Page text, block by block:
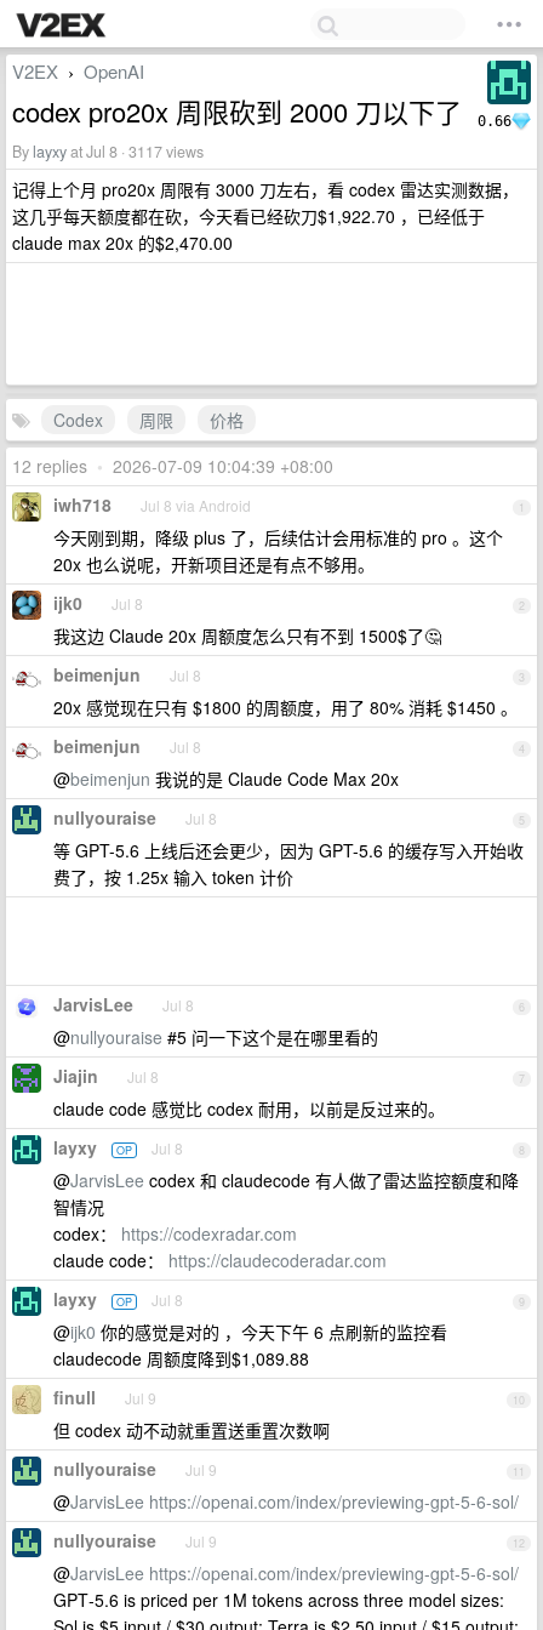
0.66
V2EX › OpenAI
codex pro20x 周限砍到 2000 刀以下了
By layxyat Jul 8 · 3117 views
记得上个月 pro20x 周限有 3000 刀左右，看 codex 雷达实测数据，
这几乎每天额度都在砍，今天看已经砍刀$1,922.70 ，已经低于
claude max 20x 的$2,470.00
Codex 周限
价格
12 replies • 2026-07-09 10:04:39 +08:00
1
iwh718 Jul 8 via Android
今天刚到期，降级 plus 了，后续估计会用标准的 pro 。这个
20x 也么说呢，开新项目还是有点不够用。
2
ijk0 Jul 8
我这边 Claude 20x 周额度怎么只有不到 1500$了🤔
3
beimenjun Jul 8
20x 感觉现在只有 $1800 的周额度，用了 80% 消耗 $1450 。
4
beimenjun Jul 8
@beimenjun 我说的是 Claude Code Max 20x
5
nullyouraise Jul 8
等 GPT-5.6 上线后还会更少，因为 GPT-5.6 的缓存写入开始收
费了，按 1.25x 输入 token 计价
6
JarvisLee Jul 8
@nullyouraise #5 问一下这个是在哪里看的
7
Jiajin Jul 8
claude code 感觉比 codex 耐用，以前是反过来的。
8
layxy OP Jul 8
@JarvisLee codex 和 claudecode 有人做了雷达监控额度和降
智情况
codex： https://codexradar.com
claude code： https://claudecoderadar.com
9
layxy OP Jul 8
@ijk0 你的感觉是对的 ，今天下午 6 点刷新的监控看
claudecode 周额度降到$1,089.88
10
finull Jul 9
但 codex 动不动就重置送重置次数啊
11
nullyouraise Jul 9
@JarvisLee https://openai.com/index/previewing-gpt-5-6-sol/
12
nullyouraise Jul 9
@JarvisLee https://openai.com/index/previewing-gpt-5-6-sol/
GPT‑5.6 is priced per 1M tokens across three model sizes: